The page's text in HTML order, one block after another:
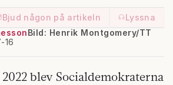
Bjud någon på artikeln
Lyssna
16
Bild: Henrik Montgomery/TT
blev Socialdemokraterna